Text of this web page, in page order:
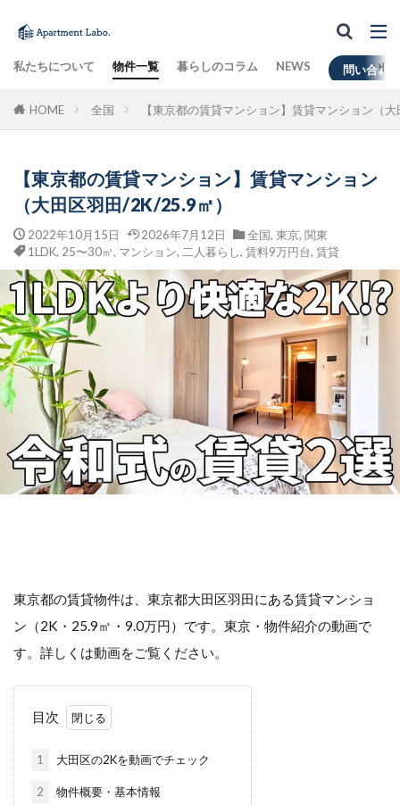
私たちについて 物件一覧 暮らしのコラム NEWS 問い合わせ
HOME 全国 【東京都の賃貸マンション】賃貸マンション（
【東京都の賃貸マンション】賃貸マンション
（大田区羽田/2K/25.9㎡）
2022年10月15日 2026年7月12日 全国, 東京, 関東
1LDK, 25〜30㎡, マンション, 二人暮らし, 賃料9万円台, 賃貸
東京都の賃貸物件は、東京都大田区羽田にある賃貸マンショ
ン（2K・25.9㎡・9.0万円）です。東京・物件紹介の動画で
す。詳しくは動画をご覧ください。
目次
1 大田区の2Kを動画でチェック
2 物件概要・基本情報